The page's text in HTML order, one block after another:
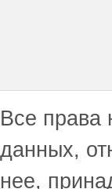
Все права
данных,
нее,